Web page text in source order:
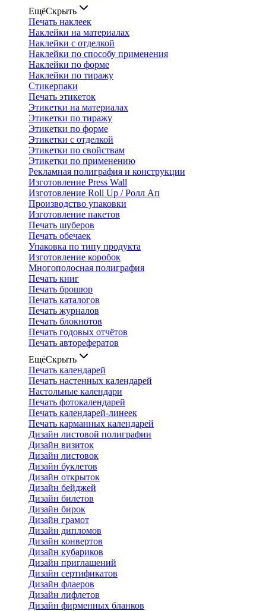
ЕщёСкрыть
Печать наклеек
Наклейки на материалах
Наклейки с отделкой
Наклейки по способу применения
Наклейки по форме
Наклейки по тиражу
Стикерпаки
Печать этикеток
Этикетки на материалах
Этикетки по тиражу
Этикетки по форме
Этикетки с отделкой
Этикетки по свойствам
Этикетки по применению
Рекламная полиграфия и конструкции
Изготовление Press Wall
Изготовление Roll Up / Ролл Ап
Производство упаковки
Изготовление пакетов
Печать шуберов
Печать обечаек
Упаковка по типу продукта
Изготовление коробок
Многополосная полиграфия
Печать книг
Печать брошюр
Печать каталогов
Печать журналов
Печать блокнотов
Печать годовых отчётов
Печать авторефератов
ЕщёСкрыть
Печать календарей
Печать настенных календарей
Настольные календари
Печать фотокалендарей
Печать календарей-линеек
Печать карманных календарей
Дизайн листовой полиграфии
Дизайн визиток
Дизайн листовок
Дизайн буклетов
Дизайн открыток
Дизайн бейджей
Дизайн билетов
Дизайн бирок
Дизайн грамот
Дизайн дипломов
Дизайн конвертов
Дизайн кубариков
Дизайн приглашений
Дизайн сертификатов
Дизайн флаеров
Дизайн лифлетов
Дизайн фирменных бланков